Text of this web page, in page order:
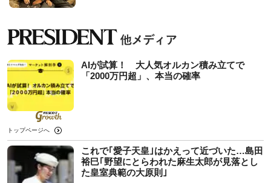
AIが試算！ 大人気オルカン積み立てで
「2000万円超」、本当の確率
トップページへ
これで｢愛子天皇｣はかえって近づいた…島田
裕巳｢野望にとらわれた麻生太郎が見落とし
た皇室典範の大原則｣